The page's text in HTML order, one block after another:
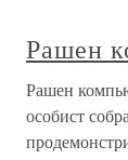
Рашен
Рашен
особист